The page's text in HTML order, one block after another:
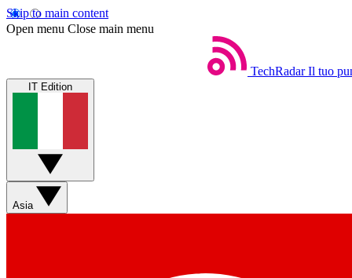
Skip to main content
Open menu Close main menu
TechRadar Il tuo
IT Edition
Asia